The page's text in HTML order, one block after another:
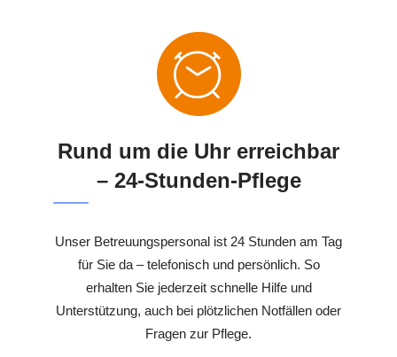
Rund um die Uhr erreichbar
– 24-Stunden-Pflege
Unser Betreuungspersonal ist 24 Stunden am Tag
für Sie da – telefonisch und persönlich. So
erhalten Sie jederzeit schnelle Hilfe und
Unterstützung, auch bei plötzlichen Notfällen oder
Fragen zur Pflege.